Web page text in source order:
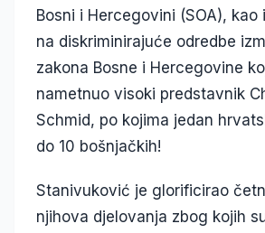
Bosni i Hercegovini (SOA), kao
na diskriminirajuće odredbe
zakona Bosne i Hercegovine
nametnuo visoki predstavnik
Schmid, po kojima jedan
do 10 bošnjačkih!
Stanivuković je glorificirao
njihova djelovanja zbog kojih